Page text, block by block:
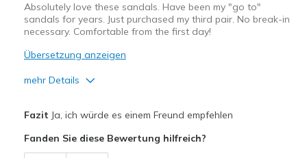
Sizing
Feels true to size
View On Shoes
I'm Into Shoes
Absolutely love these sandals. Have been my "go to"
sandals for years. Just purchased my third pair. No break-in
necessary. Comfortable from the first day!
Übersetzung anzeigen
mehr Details
Breathe Well
Fazit Ja, ich würde es einem Freund empfehlen
Fanden Sie diese Bewertung hilfreich?